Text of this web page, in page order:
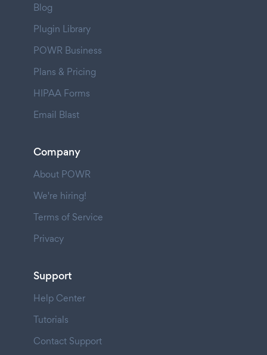
Blog
Plugin Library
POWR Business
Plans & Pricing
HIPAA Forms
Email Blast
Company
About POWR
We're hiring!
Terms of Service
Privacy
Support
Help Center
Tutorials
Contact Support